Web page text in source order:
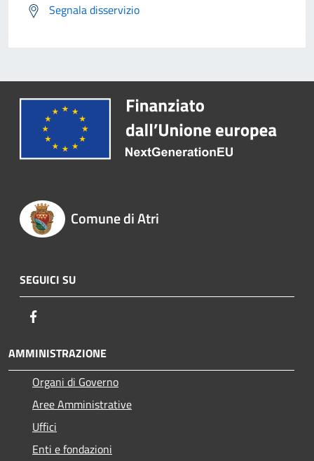
Segnala disservizio
Comune di Atri
SEGUICI SU
AMMINISTRAZIONE
Organi di Governo
Aree Amministrative
Uffici
Enti e fondazioni